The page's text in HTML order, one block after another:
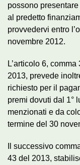
possono
al predetto
provvedervi entro
novembre 2012.
L’articolo 6,
2013, prevede
richiesto per il
premi dovuti dal 1°
menzionati e da
termine del 30
Il successivo
43 del 2013,